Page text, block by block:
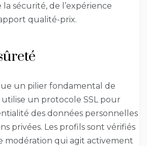
sécurité, de l’expérience
qualité-prix.
un pilier fondamental de
utilise un protocole SSL pour
des données personnelles
privées. Les profils sont vérifiés
modération qui agit activement